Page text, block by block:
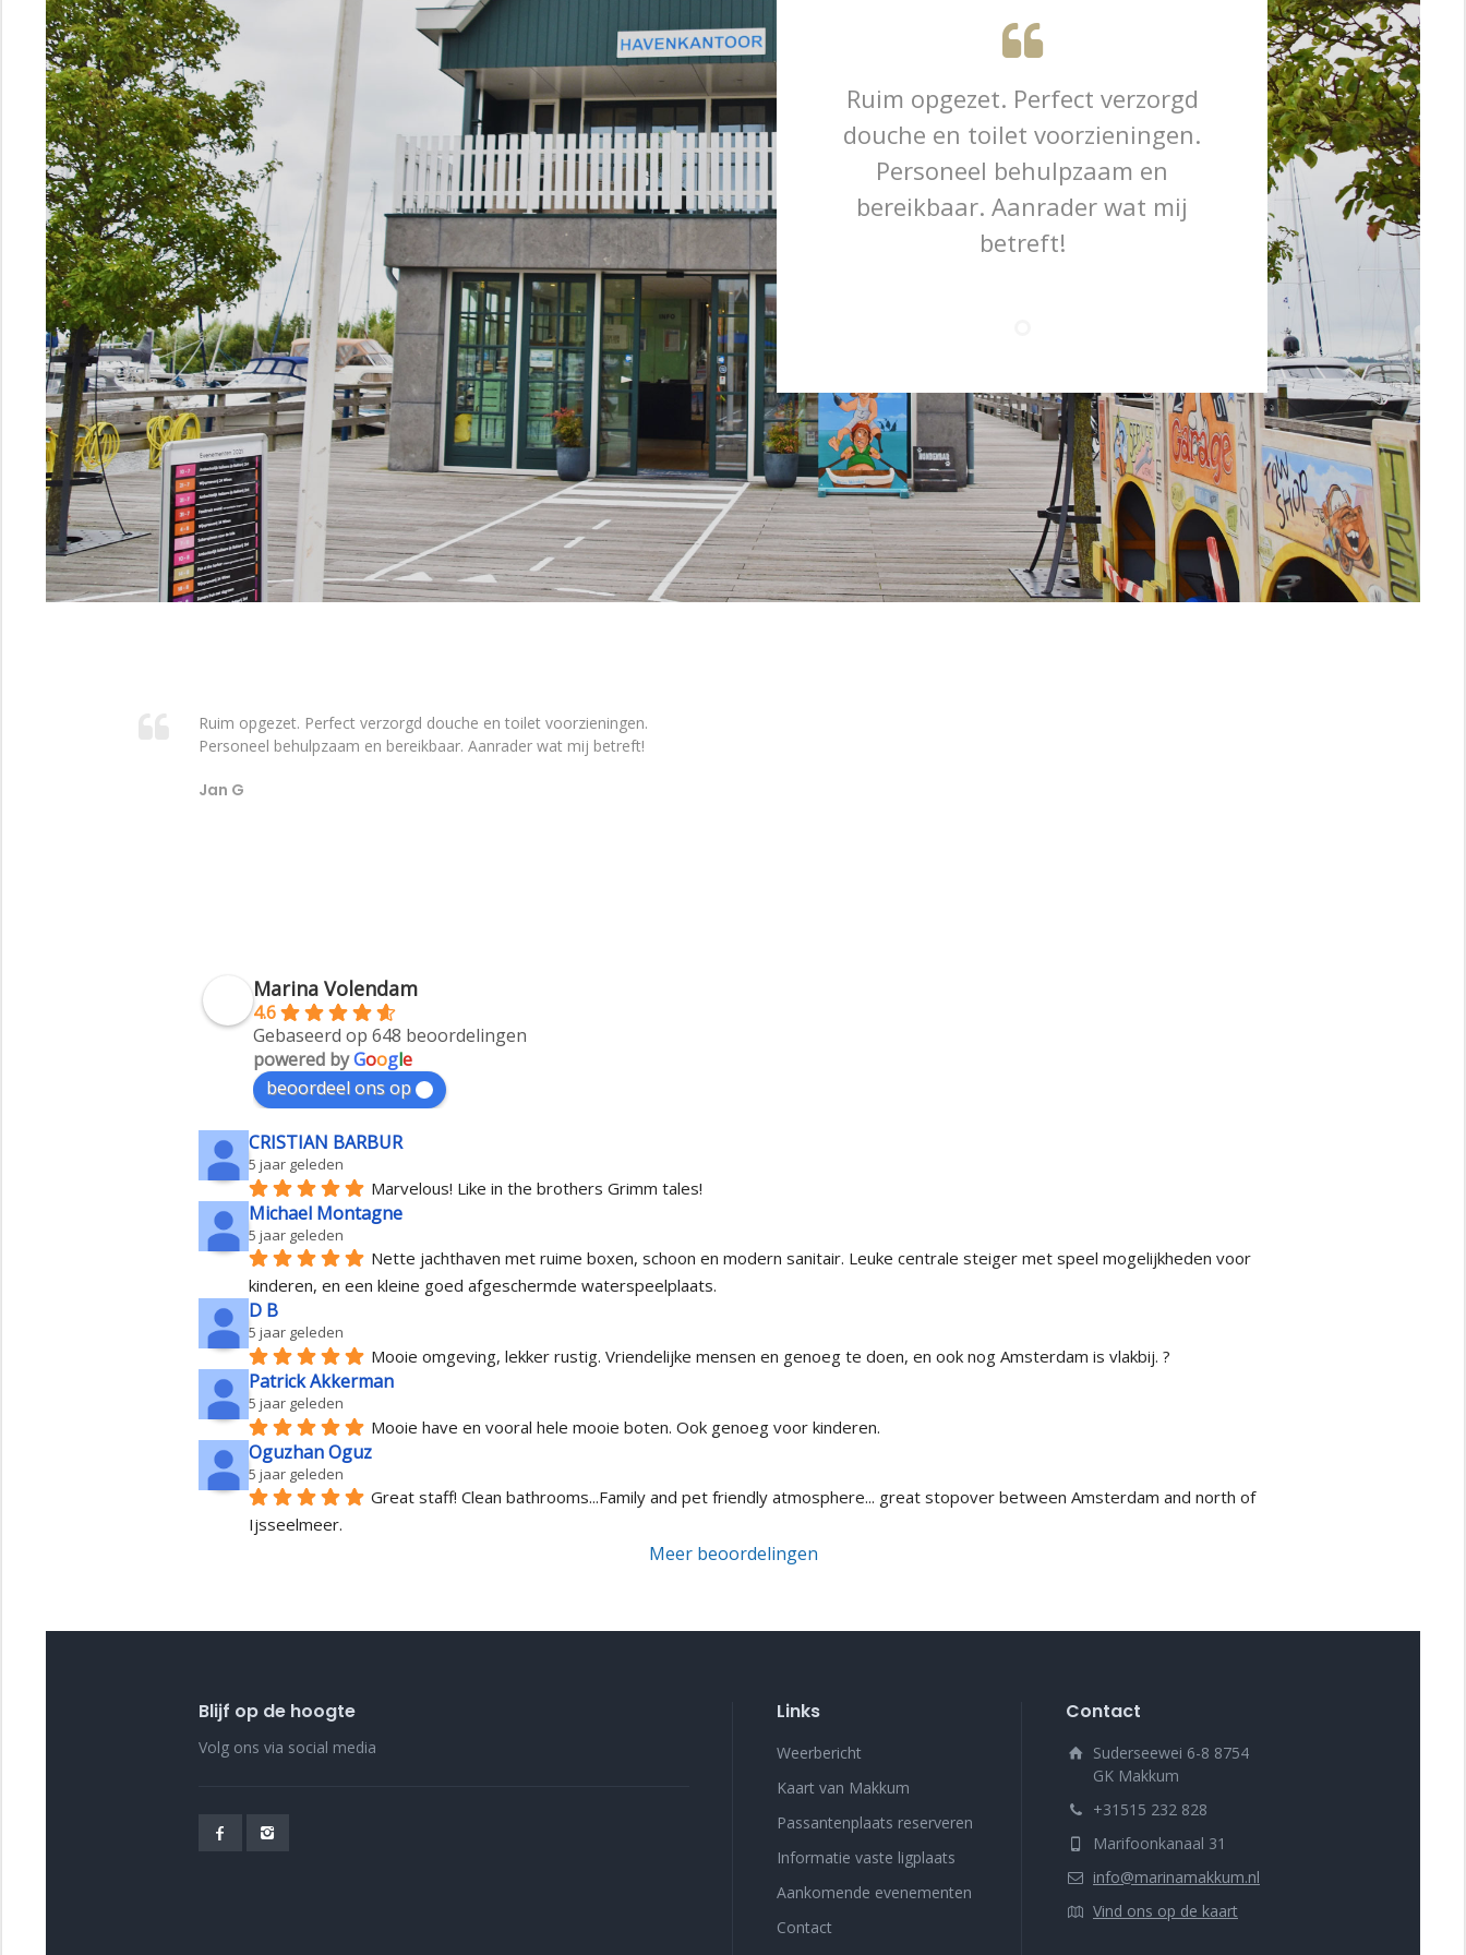
Ruim opgezet. Perfect verzorgd
douche en toilet voorzieningen.
Personeel behulpzaam en
bereikbaar. Aanrader wat mij
betreft!
Ruim opgezet. Perfect verzorgd douche en toilet voorzieningen.
Personeel behulpzaam en bereikbaar. Aanrader wat mij betreft!
Jan G
Marina Volendam
4.6
Gebaseerd op 648 beoordelingen
powered byGoogle
beoordeel ons op
CRISTIAN BARBUR
5 jaar geleden
Marvelous! Like in the brothers Grimm tales!
Michael Montagne
5 jaar geleden
Nette jachthaven met ruime boxen, schoon en modern sanitair. Leuke centrale steiger met speel mogelijkheden voor
kinderen, en een kleine goed afgeschermde waterspeelplaats.
D B
5 jaar geleden
Mooie omgeving, lekker rustig. Vriendelijke mensen en genoeg te doen, en ook nog Amsterdam is vlakbij. ?
Patrick Akkerman
5 jaar geleden
Mooie have en vooral hele mooie boten. Ook genoeg voor kinderen.
Oguzhan Oguz
5 jaar geleden
Great staff! Clean bathrooms...Family and pet friendly atmosphere... great stopover between Amsterdam and north of
Ijsseelmeer.
Meer beoordelingen
Blijf op de hoogte
Volg ons via social media
Links
Weerbericht
Kaart van Makkum
Passantenplaats reserveren
Informatie vaste ligplaats
Aankomende evenementen
Contact
Contact
Suderseewei 6-8 8754
GK Makkum
+31515 232 828
Marifoonkanaal 31
info@marinamakkum.nl
Vind ons op de kaart